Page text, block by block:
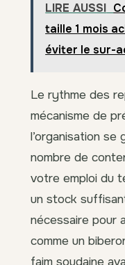
LIRE AUSSI
taille 1 mois
éviter le sur-
Le rythme des
mécanisme de
l’organisation se
nombre de
votre emploi du
un stock
nécessaire pour
comme un
faim soudaine